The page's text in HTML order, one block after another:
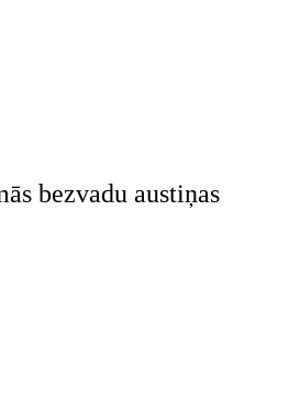
bezvadu austiņas